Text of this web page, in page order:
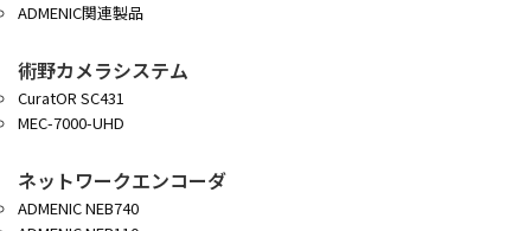
ADMENIC関連製品
術野カメラシステム
CuratOR SC431
MEC-7000-UHD
ネットワークエンコーダ
ADMENIC NEB740